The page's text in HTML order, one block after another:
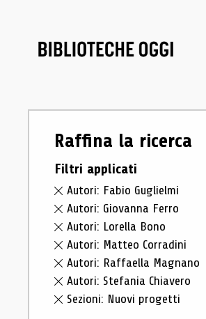
Raffina la ricerca
Filtri applicati
Autori: Fabio Guglielmi
Autori: Giovanna Ferro
Autori: Lorella Bono
Autori: Matteo Corradini
Autori: Raffaella Magnano
Autori: Stefania Chiavero
Sezioni: Nuovi progetti